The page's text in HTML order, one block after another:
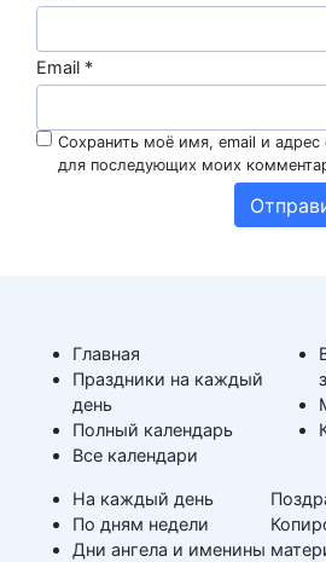
Email *
Сохранить моё имя, email и адрес
для последующих моих
Главная
Праздники на каждый
день
Полный календарь
Все календари
На каждый день
По дням недели
Дни ангела и именины